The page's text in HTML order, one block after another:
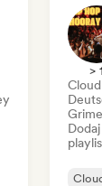
>
Grime